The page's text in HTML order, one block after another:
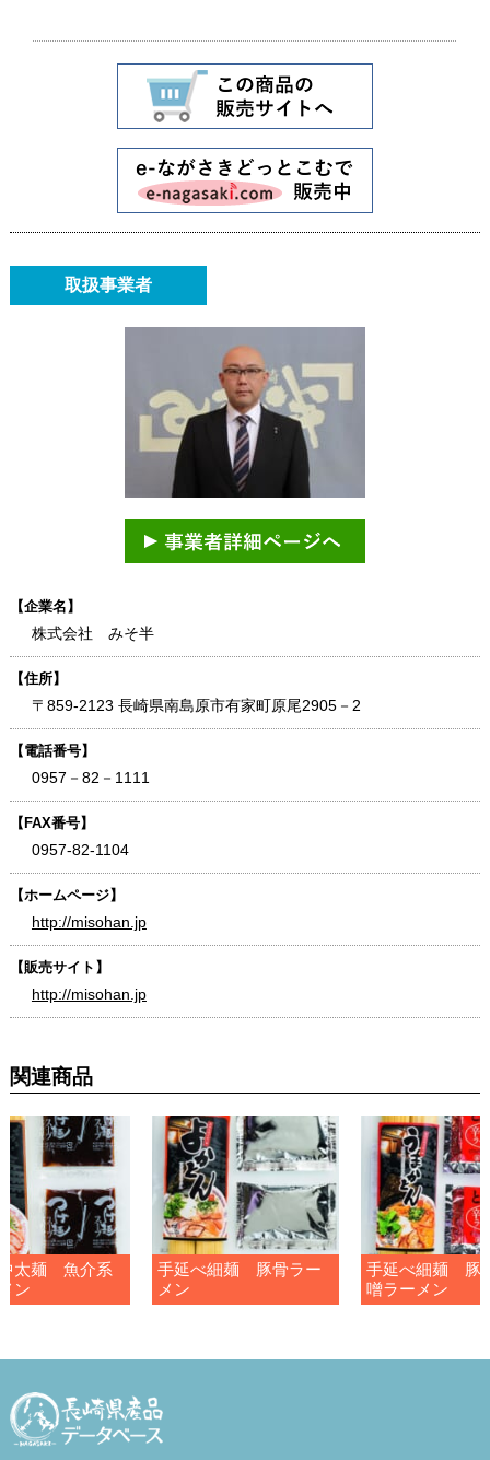
取扱事業者
【企業名】
株式会社 みそ半
【住所】
〒859-2123 長崎県南島原市有家町原尾2905－2
【電話番号】
0957－82－1111
【FAX番号】
0957-82-1104
【ホームページ】
http://misohan.jp
【販売サイト】
http://misohan.jp
関連商品
太麺 魚介系
ン
手延べ細麺 豚骨ラー
メン
手延べ細麺 豚
噌ラーメン